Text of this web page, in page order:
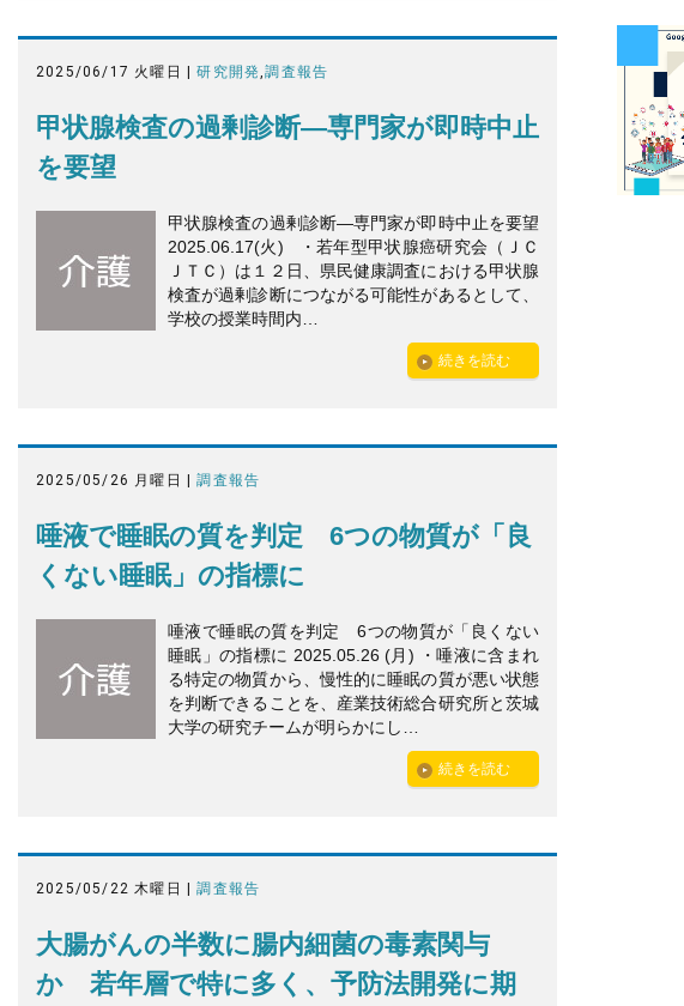
2025/06/17 火曜日 |研究開発,調査報告
甲状腺検査の過剰診断—専門家が即時中止
を要望
甲状腺検査の過剰診断—専門家が即時中止を要望
2025.06.17(火) ・若年型甲状腺癌研究会（ＪＣ
ＪＴＣ）は１２日、県民健康調査における甲状腺
検査が過剰診断につながる可能性があるとして、
学校の授業時間内…
続きを読む
2025/05/26 月曜日 |調査報告
唾液で睡眠の質を判定 6つの物質が「良
くない睡眠」の指標に
唾液で睡眠の質を判定 6つの物質が「良くない
睡眠」の指標に 2025.05.26 (月) ・唾液に含まれ
る特定の物質から、慢性的に睡眠の質が悪い状態
を判断できることを、産業技術総合研究所と茨城
大学の研究チームが明らかにし…
続きを読む
2025/05/22 木曜日 |調査報告
大腸がんの半数に腸内細菌の毒素関与
か 若年層で特に多く、予防法開発に期